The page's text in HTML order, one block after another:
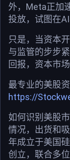
外，Meta正加
投放，试图在
只是，当资本
与监管的步步
回报，资本市
最专业的美股
https://
如何识别美股
情况，出货和
年成立于美国
创立，联合多